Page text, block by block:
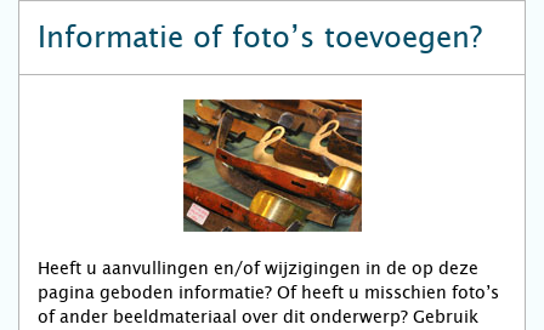
Informatie of foto’s toevoegen?
Heeft u aanvullingen en/of wijzigingen in de op deze
pagina geboden informatie? Of heeft u misschien foto’s
of ander beeldmateriaal over dit onderwerp? Gebruik